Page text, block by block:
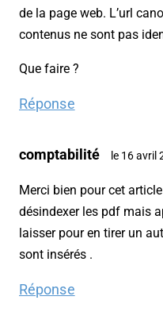
de la page web. L’url
contenus ne sont pas
Que faire ?
Réponse
comptabilité le 16 avril
Merci bien pour cet
désindexer les pdf mais
laisser pour en tirer un
sont insérés .
Réponse